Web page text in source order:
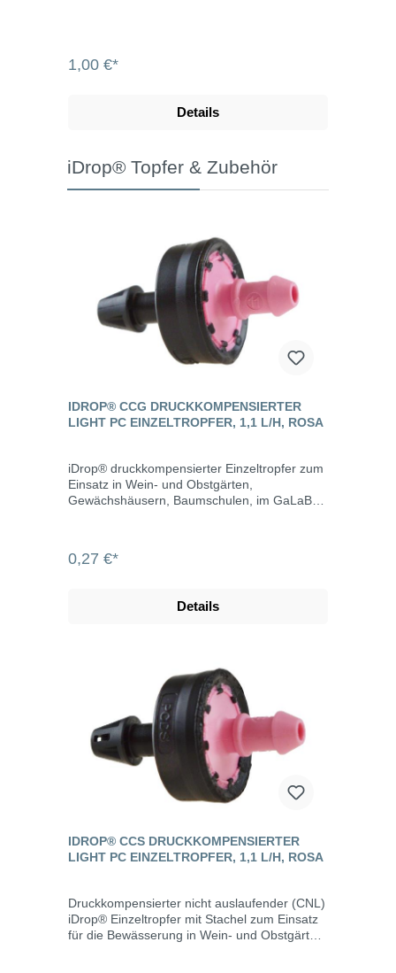
1,00 €*
Details
iDrop® Topfer & Zubehör
IDROP® CCG DRUCKKOMPENSIERTER
LIGHT PC EINZELTROPFER, 1,1 L/H, ROSA
iDrop® druckkompensierter Einzeltropfer zum
Einsatz in Wein- und Obstgärten,
Gewächshäusern, Baumschulen, im GaLaBau
Flussrate ist einfach an der Farbe des
Verteiler (1, 2, 4-fach) mit Pressfit-Verbindung.
(im Shop erhältlich). Eigenschaften Flussrate:
1,1 l/h (rosa) bei 1 bar Betriebsdruck
Arbeitsdruckbereich: 0,7 - 4,0 bar
Öffnungsdruck: 0,25 bar Schließdruck: 0,15
bar Empfohlene Mindestfiltrierung 120 Mesh
0,27 €*
Details
IDROP® CCS DRUCKKOMPENSIERTER
LIGHT PC EINZELTROPFER, 1,1 L/H, ROSA
Druckkompensierter nicht auslaufender (CNL)
iDrop® Einzeltropfer mit Stachel zum Einsatz
für die Bewässerung in Wein- und Obstgärten,